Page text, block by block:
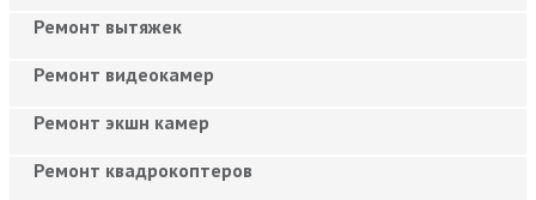
Ремонт вытяжек
Ремонт видеокамер
Ремонт экшн камер
Ремонт квадрокоптеров